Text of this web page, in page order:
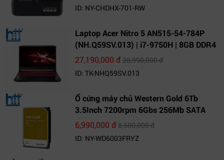
ID: NY-CHDHX-701-RW
Laptop Acer Nitro 5 AN515-54-784P
(NH.Q59SV.013) | i7-9750H | 8GB DDR4
| 1TB HDD | GeForce GTX 1650 4GB |
27,190,000 đ28,990,000 đ
ID: TK-NHQ59SV.013
Ổ cứng máy chủ Western Gold 6Tb
3.5Inch 7200rpm 6Gbs 256Mb SATA
(WD6003FRYZ)
6,990,000 đ8,500,000 đ
ID: NY-WD6003FRYZ